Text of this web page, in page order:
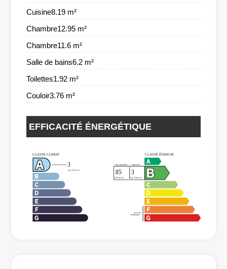
Cuisine8.19 m²
Chambre12.95 m²
Chambre11.6 m²
Salle de bains6.2 m²
Toilettes1.92 m²
Couloir3.76 m²
EFFICACITÉ ÉNERGÉTIQUE